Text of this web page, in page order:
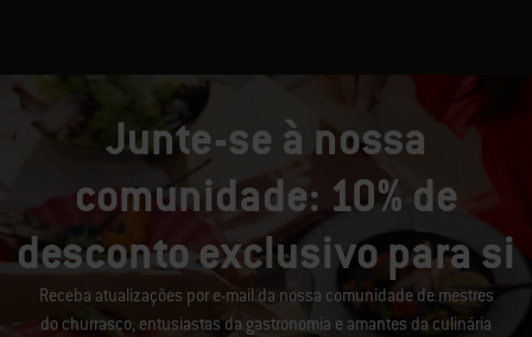
Junte-se à nossa
comunidade: 10% de
desconto exclusivo para si
Receba atualizações por e-mail da nossa comunidade de mestres
do churrasco, entusiastas da gastronomia e amantes da culinária